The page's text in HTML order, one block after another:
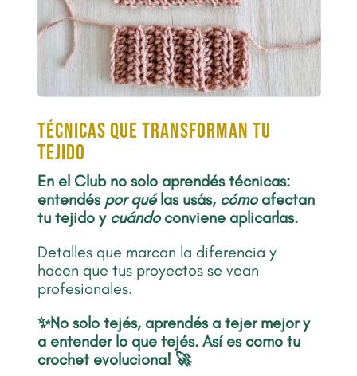
Técnicas que transforman tu
tejido
En el Club no solo aprendés técnicas:
entendés por quélas usás, cómoafectan
tu tejido y cuándoconviene aplicarlas.
Detalles que marcan la diferencia y
hacen que tus proyectos se vean
profesionales.
✨No solo tejés, aprendés a tejer mejor y
a entender lo que tejés. Así es comotu
crochet evoluciona! 🚀